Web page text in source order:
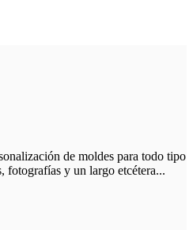
de moldes para todo tipo
fotografías y un largo etcétera...